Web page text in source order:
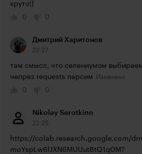
круто!)
0
0
Дмитрий Харитонов
22:27
там смысл, что селениумом
чепрез requests парсим
0
0
Nikolay Serotkinn
22:25
https://colab.research.google.com/
moYspLw6lJXN6MUUut8tQ1q0M?